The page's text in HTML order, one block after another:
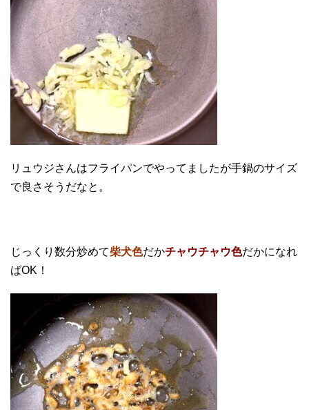
リュウジさんはフライパンでやってましたが手鍋のサイズ
で良さそうだなと。
じっくり数分炒めて柴犬色だかチャウチャウ色だかになれ
ばOK！